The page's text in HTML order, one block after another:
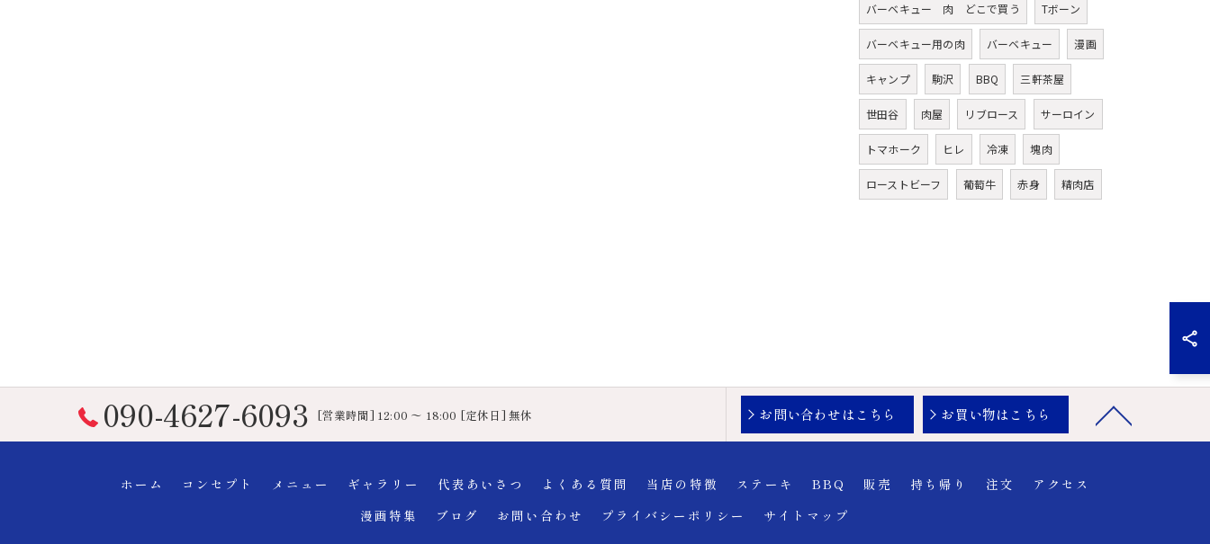
バーベキュー 肉 どこで買う Tボーン
バーベキュー用の肉 バーベキュー 漫画
キャンプ 駒沢 BBQ 三軒茶屋
世田谷 肉屋 リブロース サーロイン
トマホーク ヒレ 冷凍 塊肉
ローストビーフ 葡萄牛 赤身 精肉店
090-4627-6093 [営業時間] 12:00 〜 18:00 [定休日] 無休 お問い合わせはこちら お買い物はこちら
ホーム コンセプト メニュー ギャラリー 代表あいさつ よくある質問 当店の特徴 ステーキ BBQ 販売 持ち帰り 注文
アクセス
漫画特集
ブログ お問い合わせ プライバシーポリシー サイトマップ